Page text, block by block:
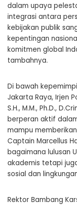
dalam upaya
integrasi antara
kebijakan publik
kepentingan
komitmen global
tambahnya.
Di bawah
Jakarta Raya, Irjen
S.H., M.M., Ph.D.,
berperan aktif
mampu
Captain Marcellus
bagaimana lulusan
akademis tetapi
sosial dan
Rektor Bambang